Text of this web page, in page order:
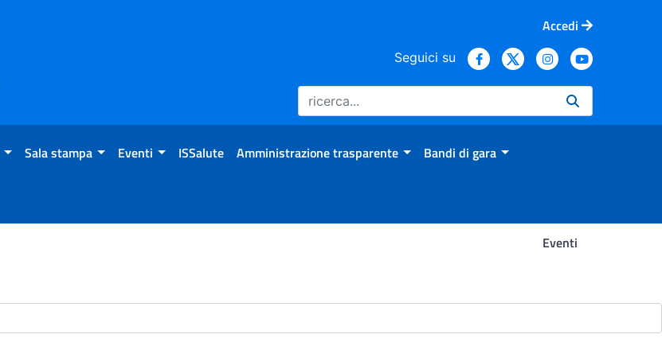
Accedi
Seguici su
Sala stampa Eventi ISSalute Amministrazione trasparente Bandi di gara
Eventi